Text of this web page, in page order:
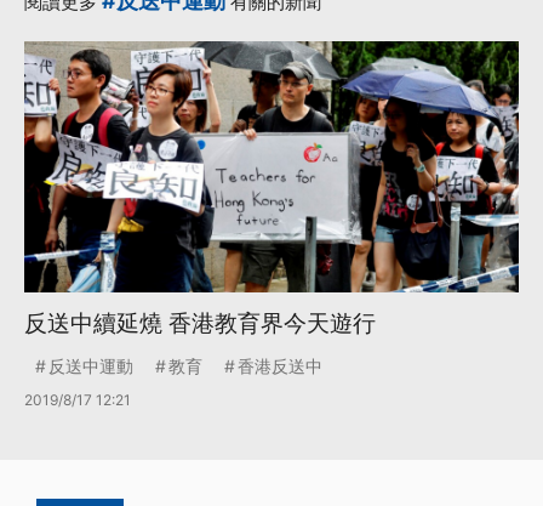
反送中續延燒 香港教育界今天遊行
反送中運動 教育 香港反送中
2019/8/17 12:21